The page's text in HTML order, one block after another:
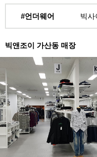
#언더웨어 빅사
빅앤조이 가산동 매장